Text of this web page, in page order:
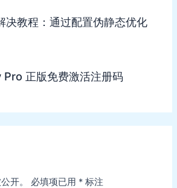
决教程：通过配置伪静态优化
正版免费激活注册码
开。 必填项已用 * 标注